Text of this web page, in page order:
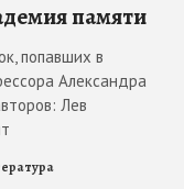
памяти
попавших в
Александра
Лев